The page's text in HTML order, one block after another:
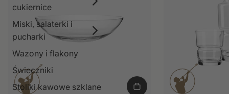
cukiernice
Miski, salaterki i
pucharki
Wazony i flakony
Świeczniki
Stoliki kawowe szklane